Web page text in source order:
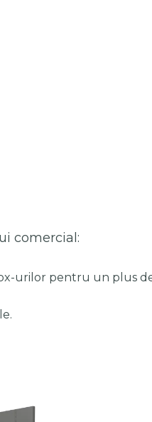
comercial:
urilor pentru un plus